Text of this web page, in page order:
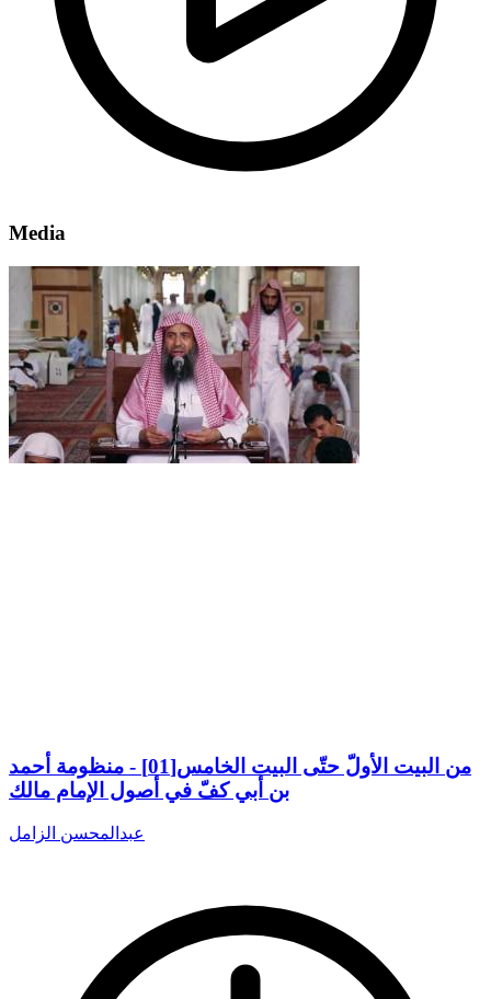
Media
من البيت الأولّ حتّى البيت الخامس[01] - منظومة أحمد
بن أبي كفّ في أصول الإمام مالك
عبدالمحسن الزامل